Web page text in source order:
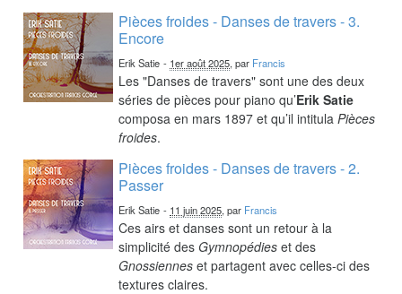
Pièces froides - Danses de travers - 3.
Encore
Erik Satie - 1er août 2025, par Francis
Les "Danses de travers" sont une des deux
séries de pièces pour piano qu’Erik Satie
composa en mars 1897 et qu’il intitulaPièces
froides.
Pièces froides - Danses de travers - 2.
Passer
Erik Satie - 11 juin 2025, par Francis
Ces airs et danses sont un retour à la
simplicité desGymnopédies et des
Gnossiennes et partagent avec celles-ci des
textures claires.